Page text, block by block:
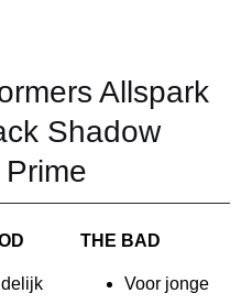
Allspark
Shadow
THE BAD
Voor jonge